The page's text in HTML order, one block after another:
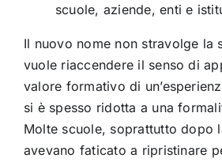
scuole, aziende, enti e
Il nuovo nome non stravolge la
vuole riaccendere il senso di
valore formativo di
si è spesso ridotta a una
Molte scuole, soprattutto dopo
avevano faticato a ripristinare